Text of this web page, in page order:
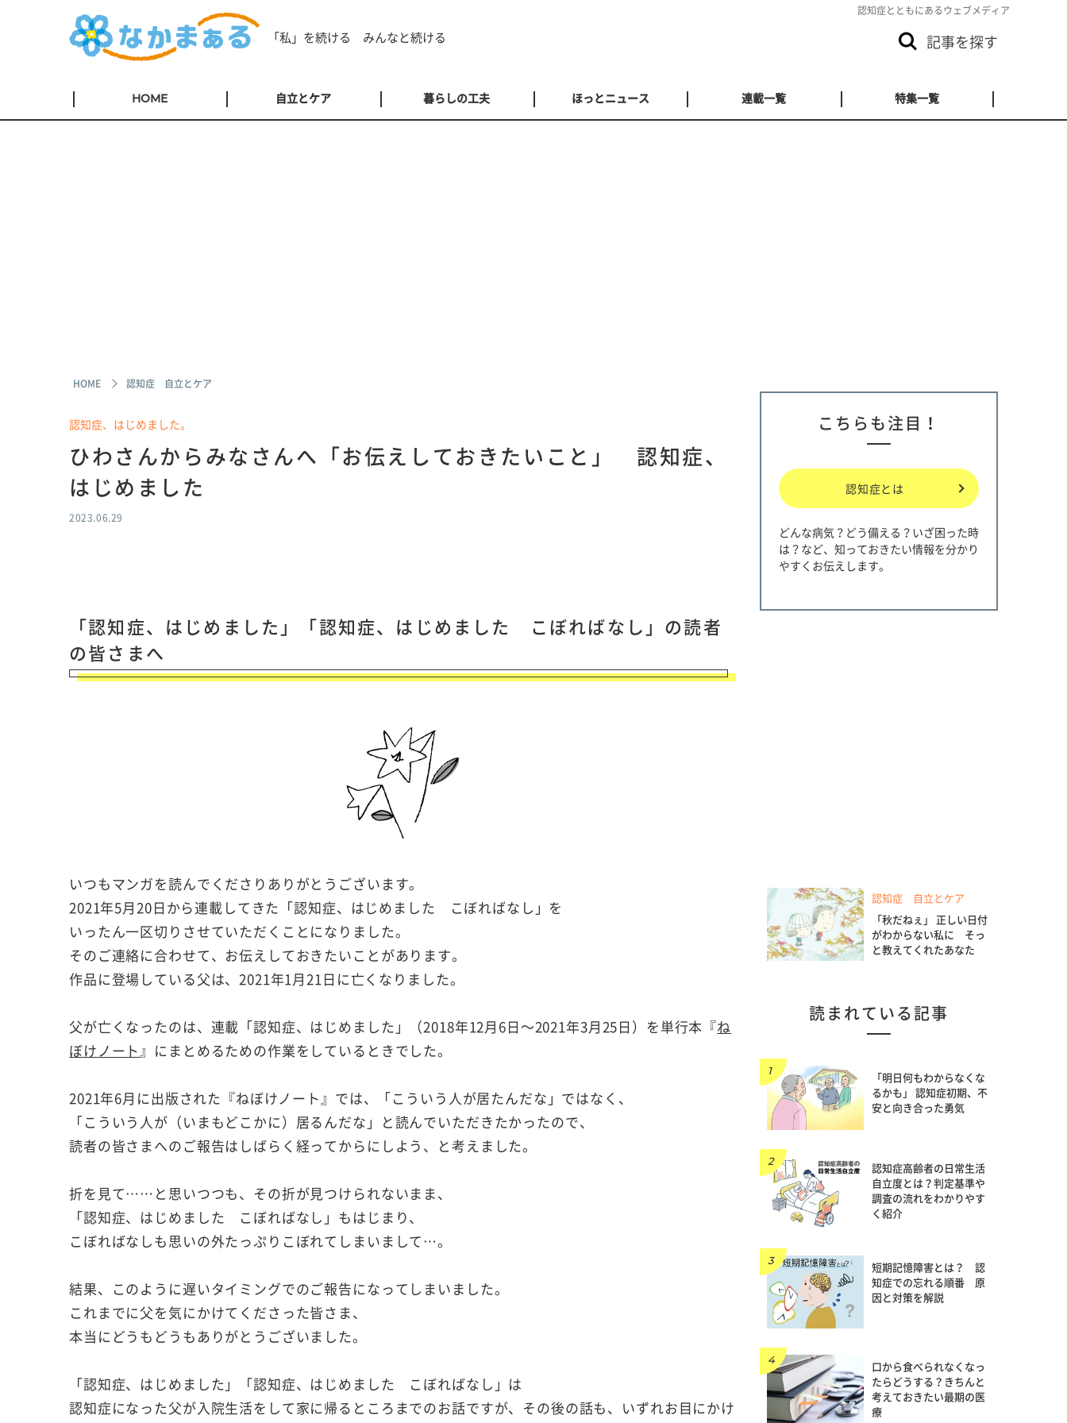
認知症とともにあるウェブメディア
「私」を続ける みんなと続ける 記事を探す
HOME 自立とケア 暮らしの工夫 ほっとニュース 連載一覧 特集一覧
HOME 認知症 自立とケア
認知症、はじめました。
ひわさんからみなさんへ「お伝えしておきたいこと」 認知症、
はじめました
2023.06.29
「認知症、はじめました」「認知症、はじめました こぼればなし」の読者
の皆さまへ
いつもマンガを読んでくださりありがとうございます。
2021年5月20日から連載してきた「認知症、はじめました こぼればなし」を
いったん一区切りさせていただくことになりました。
そのご連絡に合わせて、お伝えしておきたいことがあります。
作品に登場している父は、2021年1月21日に亡くなりました。
父が亡くなったのは、連載「認知症、はじめました」（2018年12月6日～2021年3月25日）を単行本『ね
ぼけノート』にまとめるための作業をしているときでした。
2021年6月に出版された『ねぼけノート』では、「こういう人が居たんだな」ではなく、
「こういう人が（いまもどこかに）居るんだな」と読んでいただきたかったので、
読者の皆さまへのご報告はしばらく経ってからにしよう、と考えました。
折を見て……と思いつつも、その折が見つけられないまま、
「認知症、はじめました こぼればなし」もはじまり、
こぼればなしも思いの外たっぷりこぼれてしまいまして…。
結果、このように遅いタイミングでのご報告になってしまいました。
これまでに父を気にかけてくださった皆さま、
本当にどうもどうもありがとうございました。
「認知症、はじめました」「認知症、はじめました こぼればなし」は
認知症になった父が入院生活をして家に帰るところまでのお話ですが、その後の話も、いずれお目にかけ
こちらも注目！
認知症とは
どんな病気？どう備える？いざ困った時
は？など、知っておきたい情報を分かり
やすくお伝えします。
認知症 自立とケア
「秋だねぇ」 正しい日付
がわからない私に そっ
と教えてくれたあなた
読まれている記事
「明日何もわからなくな
るかも」 認知症初期、不
安と向き合った勇気
認知症高齢者の日常生活
自立度とは？判定基準や
調査の流れをわかりやす
く紹介
短期記憶障害とは？ 認
知症での忘れる順番 原
因と対策を解説
口から食べられなくなっ
たらどうする？きちんと
考えておきたい最期の医
療